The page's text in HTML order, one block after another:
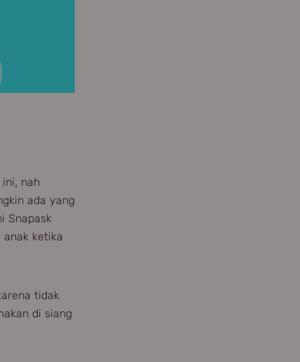
nah
ada yang
Snapask
ketika
tidak
di siang